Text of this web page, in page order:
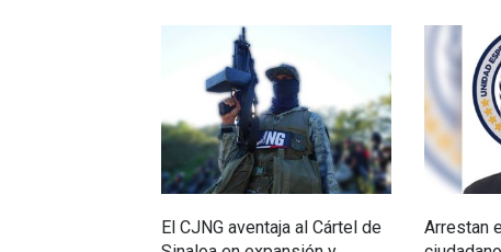
El CJNG aventaja al Cártel de
Arrestan